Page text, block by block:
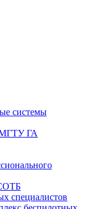
системы
МГТУ ГА
специалистов